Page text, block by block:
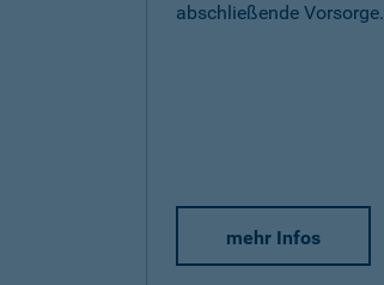
abschließende Vorsorge.
mehr Infos